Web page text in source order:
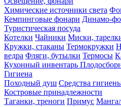
Химические источники света
Кемпинговые фонари Динамо-
Туристическая посуда
Котелки Чайники Миски,
Кружки, стаканы Термокружки
ведра Фляги, бутылки Термосы
Кухонный инвентарь
Гигиена
Походный душ Средства
Костровые принадлежности
Таганки, треноги Примус